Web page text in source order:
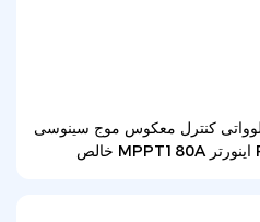
هیبریدی خورشیدی 8 کیلوواتی کنترل معکوس موج سینوسی